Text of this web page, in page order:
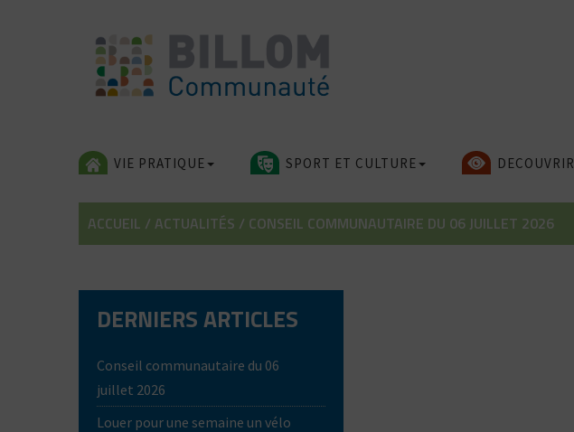
VIE PRATIQUE SPORT ET CULTURE DECOUVRIR
ACCUEIL / ACTUALITÉS / CONSEIL COMMUNAUTAIRE DU 06 JUILLET 2026
DERNIERS ARTICLES
Conseil communautaire du 06
juillet 2026
Louer pour une semaine un vélo